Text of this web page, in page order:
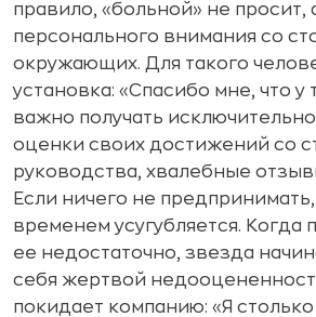
правило, «больной» не просит,
персонального внимания со
окружающих. Для такого
установка: «Спасибо мне, что у
важно получать
оценки своих достижений со
руководства, хвалебные
Если ничего не
временем усугубляется. Когда
ее недостаточно, звезда
себя жертвой
покидает компанию: «Я